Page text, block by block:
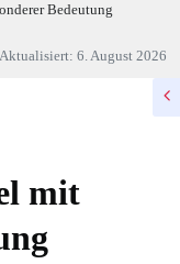
Bedeutung
Aktualisiert: 6. August 2026
mit